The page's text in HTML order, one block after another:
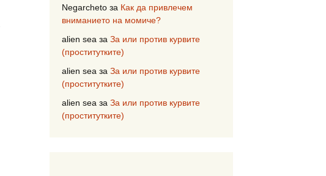
Negarcheto за Как да привлечем
вниманието на момиче?
alien sea за За или против курвите
(проститутките)
alien sea за За или против курвите
(проститутките)
alien sea за За или против курвите
(проститутките)